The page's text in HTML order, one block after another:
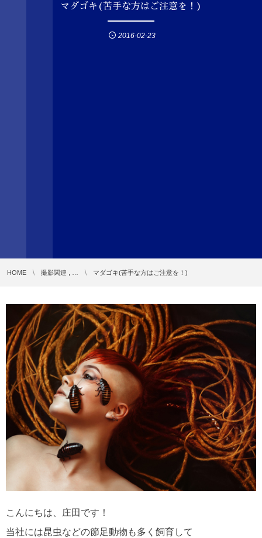
マダゴキ(苦手な方はご注意を！)
2016-02-23
HOME 撮影関連 , … マダゴキ(苦手な方はご注意を！)
こんにちは、庄田です！
当社には昆虫などの節足動物も多く飼育して